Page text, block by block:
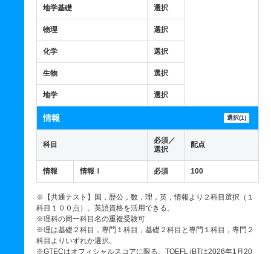
地学基礎 選択
物理 選択
化学 選択
生物 選択
地学 選択
情報 選択(1)
科目
必須／
選択
配点
情報 情報Ⅰ 必須 100
※【共通テスト】国，歴公，数，理，英，情報より２科目選択（１
科目１００点）。英語資格を活用できる。
※理科の同一科目名の重複受験可
※理は基礎２科目，専門１科目，基礎２科目と専門１科目，専門２
科目よりいずれか選択。
※GTECはオフィシャルスコアに限る。TOEFL iBTは2026年1月20